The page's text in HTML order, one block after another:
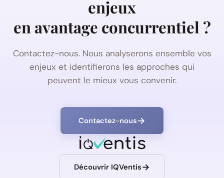
enjeux
en avantage concurrentiel ?
Contactez-nous. Nous analyserons ensemble vos
enjeux et identifierons les approches qui
peuvent le mieux vous convenir.
Contactez-nous
Découvrir IQVentis